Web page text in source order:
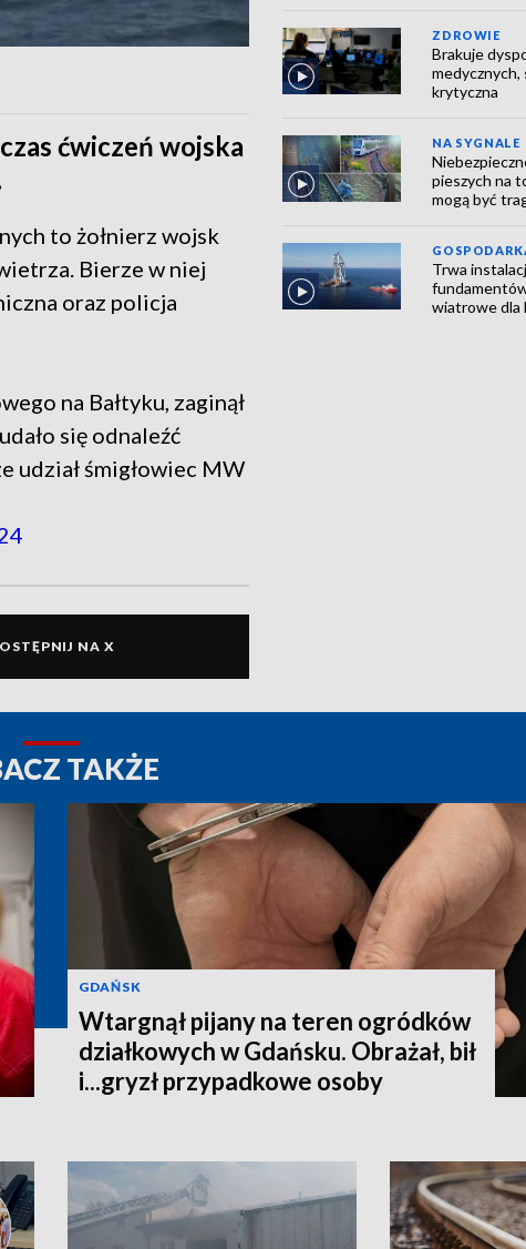
ćwiczeń wojska
to żołnierz wojsk
Bierze w niej
oraz policja
na Bałtyku, zaginął
się odnaleźć
udział śmigłowiec MW
NA X
ZDROWIE
Brakuje
krytyczna
NA SYGNALE
pieszych na
mogą być
Trwa
wiatrowe dla
TAKŻE
GDAŃSK
Wtargnął pijany na teren ogródków
działkowych w Gdańsku. Obrażał, bił
i...gryzł przypadkowe osoby